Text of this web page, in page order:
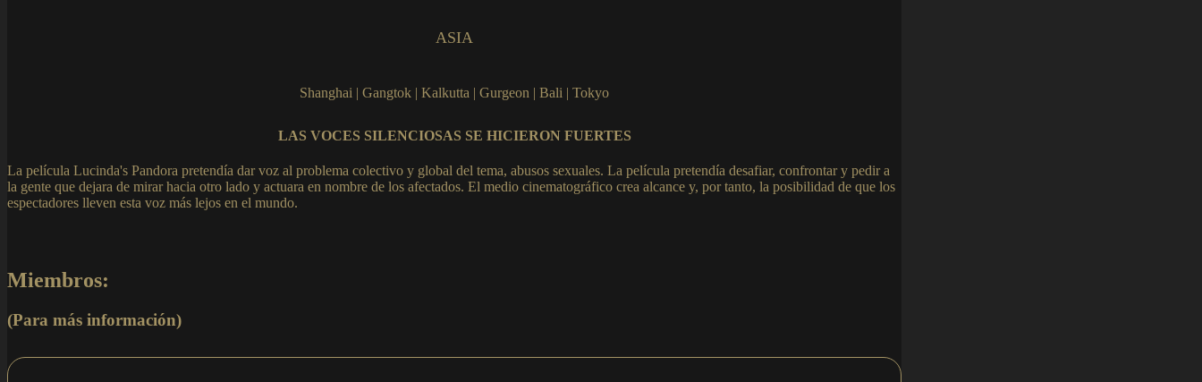
ASIA
Shanghai | Gangtok | Kalkutta | Gurgeon | Bali | Tokyo
LAS VOCES SILENCIOSAS SE HICIERON FUERTES
La película Lucinda's Pandora pretendía dar voz al problema colectivo y global del tema, abusos sexuales. La película pretendía desafiar, confrontar y pedir a
la gente que dejara de mirar hacia otro lado y actuara en nombre de los afectados. El medio cinematográfico crea alcance y, por tanto, la posibilidad de que los
espectadores lleven esta voz más lejos en el mundo.
Miembros:
(Para más información)